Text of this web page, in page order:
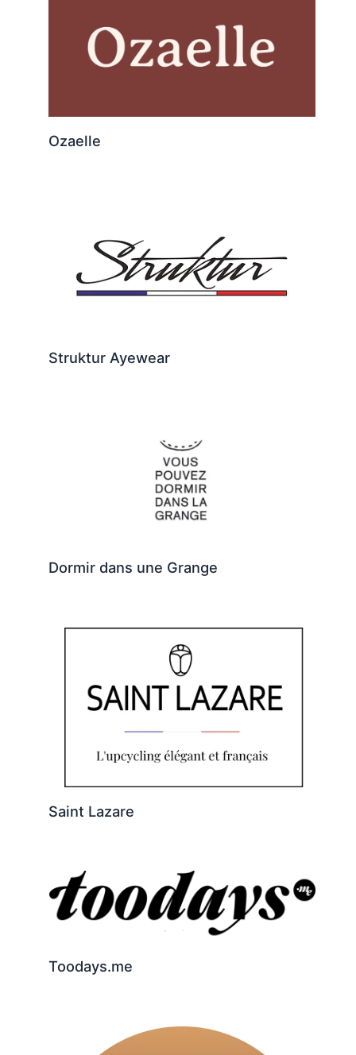
Ozaelle
Struktur Ayewear
Dormir dans une Grange
Saint Lazare
Toodays.me